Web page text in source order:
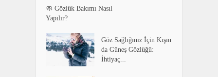
🧼 Gözlük Bakımı Nasıl
Yapılır?
Göz Sağlığınız İçin Kışın
da Güneş Gözlüğü:
İhtiyaç...